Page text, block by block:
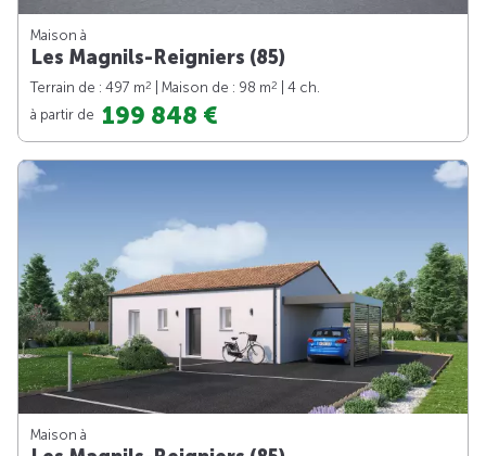
Maison à
Les Magnils-Reigniers (85)
Terrain de : 497 m2 | Maison de : 98 m2
| 4 ch.
à partir de 199 848 €
Maison à